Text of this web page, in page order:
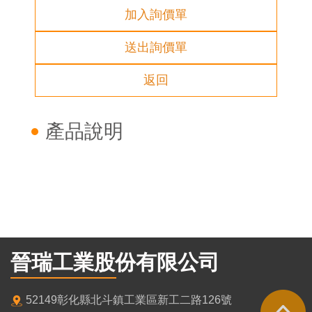
加入詢價單
送出詢價單
返回
產品說明
晉瑞工業股份有限公司
52149彰化縣北斗鎮工業區新工二路126號